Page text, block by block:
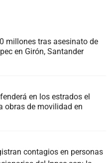
millones tras asesinato de
en Girón, Santander
en los estrados el
obras de movilidad en
contagios en personas